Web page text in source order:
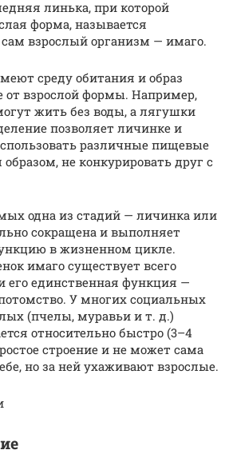
линька, при которой
форма, называется
взрослый организм — имаго.
среду обитания и образ
взрослой формы. Например,
жить без воды, а лягушки
позволяет личинке и
различные пищевые
не конкурировать друг с
одна из стадий — личинка или
сокращена и выполняет
в жизненном цикле.
имаго существует всего
его единственная функция —
У многих социальных
(пчелы, муравьи и т. д.)
относительно быстро (3–4
строение и не может сама
но за ней ухаживают взрослые.